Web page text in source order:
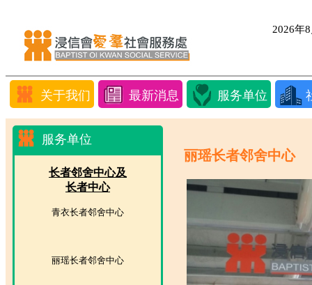
2026年
关于我们 最新消息 服务单位
服务单位
长者邻舍中心及
长者中心
青衣长者邻舍中心
丽瑶长者邻舍中心
丽瑶长者邻舍中心